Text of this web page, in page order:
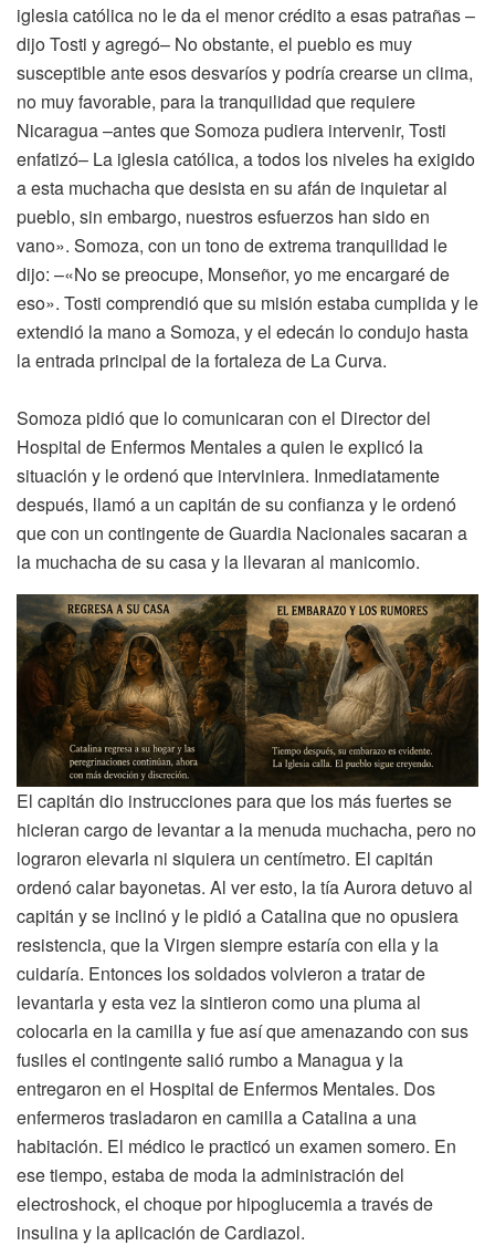
iglesia católica no le da el menor crédito a esas patrañas –
dijo Tosti y agregó– No obstante, el pueblo es muy
susceptible ante esos desvaríos y podría crearse un clima,
no muy favorable, para la tranquilidad que requiere
Nicaragua –antes que Somoza pudiera intervenir, Tosti
enfatizó– La iglesia católica, a todos los niveles ha exigido
a esta muchacha que desista en su afán de inquietar al
pueblo, sin embargo, nuestros esfuerzos han sido en
vano». Somoza, con un tono de extrema tranquilidad le
dijo: –«No se preocupe, Monseñor, yo me encargaré de
eso». Tosti comprendió que su misión estaba cumplida y le
extendió la mano a Somoza, y el edecán lo condujo hasta
la entrada principal de la fortaleza de La Curva.
Somoza pidió que lo comunicaran con el Director del
Hospital de Enfermos Mentales a quien le explicó la
situación y le ordenó que interviniera. Inmediatamente
después, llamó a un capitán de su confianza y le ordenó
que con un contingente de Guardia Nacionales sacaran a
la muchacha de su casa y la llevaran al manicomio.
El capitán dio instrucciones para que los más fuertes se
hicieran cargo de levantar a la menuda muchacha, pero no
lograron elevarla ni siquiera un centímetro. El capitán
ordenó calar bayonetas. Al ver esto, la tía Aurora detuvo al
capitán y se inclinó y le pidió a Catalina que no opusiera
resistencia, que la Virgen siempre estaría con ella y la
cuidaría. Entonces los soldados volvieron a tratar de
levantarla y esta vez la sintieron como una pluma al
colocarla en la camilla y fue así que amenazando con sus
fusiles el contingente salió rumbo a Managua y la
entregaron en el Hospital de Enfermos Mentales. Dos
enfermeros trasladaron en camilla a Catalina a una
habitación. El médico le practicó un examen somero. En
ese tiempo, estaba de moda la administración del
electroshock, el choque por hipoglucemia a través de
insulina y la aplicación de Cardiazol.